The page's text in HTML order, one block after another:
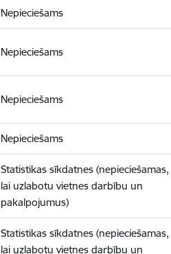
Nepieciešams
Nepieciešams
Nepieciešams
Nepieciešams
Statistikas sīkdatnes (nepieciešamas,
lai uzlabotu vietnes darbību un
pakalpojumus)
Statistikas sīkdatnes (nepieciešamas,
lai uzlabotu vietnes darbību un